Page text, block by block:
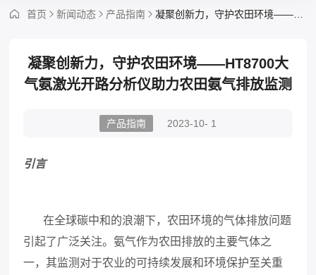
首页 新闻动态 产品指南 凝聚创新力，守护农田环境——HT8700大气氨激光开路分析仪助力农田氨气排放监测
凝聚创新力，守护农田环境——HT8700大
气氨激光开路分析仪助力农田氨气排放监测
产品指南 2023-10- 1
引言
在全球碳中和的浪潮下，农田环境的气体排放问题
引起了广泛关注。氨气作为农田排放的主要气体之
一，其监测对于农业的可持续发展和环境保护至关重